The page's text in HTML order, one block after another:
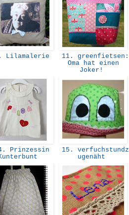
Lilamalerie
11. greenfietsen:
Oma hat einen
Joker!
Prinzessin
15. verfuchstundz
ugenäht